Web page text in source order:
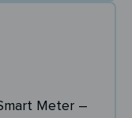
Meter –